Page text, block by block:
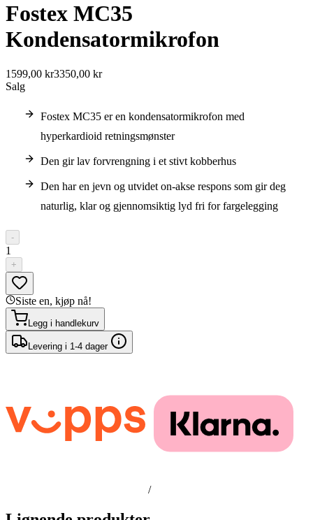
Fostex MC35
Kondensatormikrofon
1599,00 kr3350,00 kr
Salg
Fostex MC35 er en kondensatormikrofon med
hyperkardioid retningsmønster
Den gir lav forvrengning i et stivt kobberhus
Den har en jevn og utvidet on-akse respons som gir deg
naturlig, klar og gjennomsiktig lyd fri for fargelegging
-
1
+
Siste en, kjøp nå!
Legg i handlekurv
Levering i 1-4 dager
/